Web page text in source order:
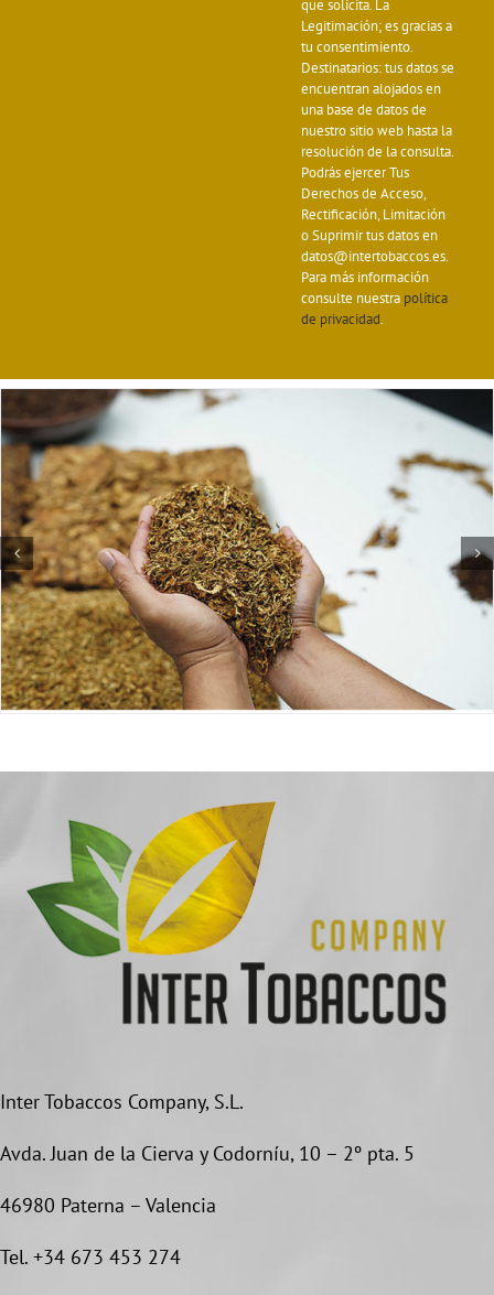
que solicita. La
Legitimación; es gracias a
tu consentimiento.
Destinatarios: tus datos se
encuentran alojados en
una base de datos de
nuestro sitio web hasta la
resolución de la consulta.
Podrás ejercer Tus
Derechos de Acceso,
Rectificación, Limitación
o Suprimir tus datos en
datos@intertobaccos.es.
Para más información
consulte nuestra política
de privacidad.
Inter Tobaccos Company, S.L.
Avda. Juan de la Cierva y Codorníu, 10 – 2º pta. 5
46980 Paterna – Valencia
Tel. +34 673 453 274